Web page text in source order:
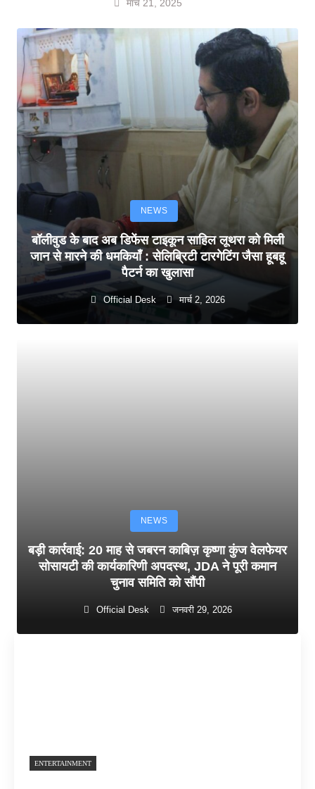
मार्च 21, 2025
NEWS
बॉलीवुड के बाद अब डिफेंस टाइकून साहिल लूथरा को मिली
जान से मारने की धमकियाँ : सेलिब्रिटी टारगेटिंग जैसा हूबहू
पैटर्न का खुलासा
Official Desk मार्च 2, 2026
NEWS
बड़ी कार्रवाई: 20 माह से जबरन काबिज़ कृष्णा कुंज वेलफेयर
सोसायटी की कार्यकारिणी अपदस्थ, JDA ने पूरी कमान
चुनाव समिति को सौंपी
Official Desk जनवरी 29, 2026
ENTERTAINMENT